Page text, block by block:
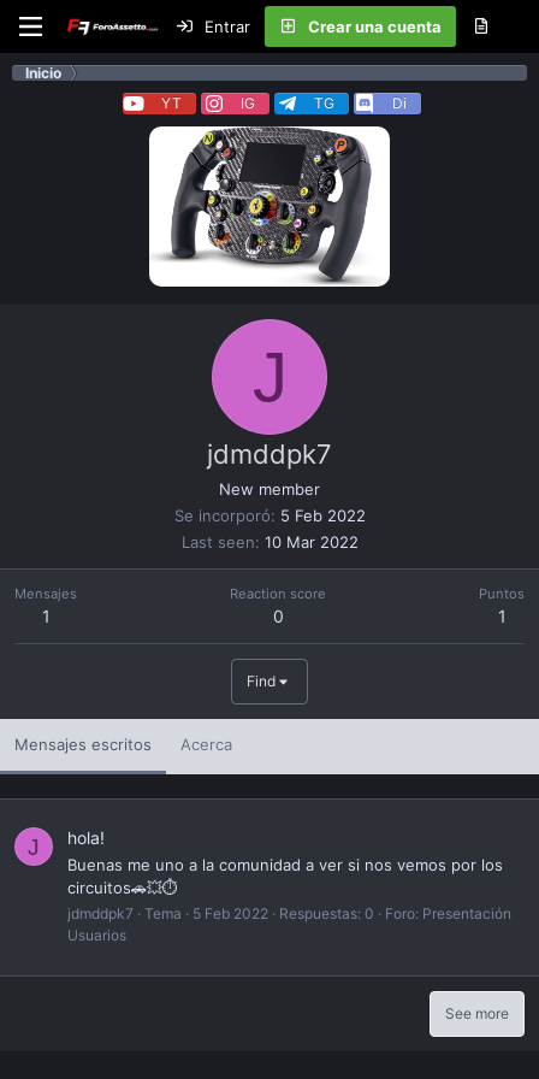
Entrar Crear una cuenta
Inicio
YT
IG TG Di
J
jdmddpk7
New member
Se incorporó
5 Feb 2022
Last seen 10 Mar 2022
Mensajes
1
Reaction score
0
Puntos
1
Find
Mensajes escritos Acerca
J hola!
Buenas me uno a la comunidad a ver si nos vemos por los
circuitos🚗💥⏱
jdmddpk7 Tema 5 Feb 2022 Respuestas: 0 Foro: Presentación
Usuarios
See more